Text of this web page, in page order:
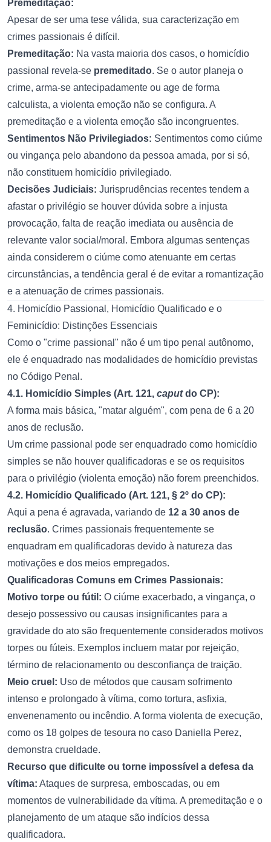
Premeditação:
Apesar de ser uma tese válida, sua caracterização em
crimes passionais é difícil.
Premeditação: Na vasta maioria dos casos, o homicídio
passional revela-se premeditado. Se o autor planeja o
crime, arma-se antecipadamente ou age de forma
calculista, a violenta emoção não se configura. A
premeditação e a violenta emoção são incongruentes.
Sentimentos Não Privilegiados: Sentimentos como ciúme
ou vingança pelo abandono da pessoa amada, por si só,
não constituem homicídio privilegiado.
Decisões Judiciais: Jurisprudências recentes tendem a
afastar o privilégio se houver dúvida sobre a injusta
provocação, falta de reação imediata ou ausência de
relevante valor social/moral. Embora algumas sentenças
ainda considerem o ciúme como atenuante em certas
circunstâncias, a tendência geral é de evitar a romantização
e a atenuação de crimes passionais.
4. Homicídio Passional, Homicídio Qualificado e o
Feminicídio: Distinções Essenciais
Como o "crime passional" não é um tipo penal autônomo,
ele é enquadrado nas modalidades de homicídio previstas
no Código Penal.
4.1. Homicídio Simples (Art. 121, caputdo CP):
A forma mais básica, "matar alguém", com pena de 6 a 20
anos de reclusão.
Um crime passional pode ser enquadrado como homicídio
simples se não houver qualificadoras e se os requisitos
para o privilégio (violenta emoção) não forem preenchidos.
4.2. Homicídio Qualificado (Art. 121, § 2º do CP):
Aqui a pena é agravada, variando de 12 a 30 anos de
reclusão. Crimes passionais frequentemente se
enquadram em qualificadoras devido à natureza das
motivações e dos meios empregados.
Qualificadoras Comuns em Crimes Passionais:
Motivo torpe ou fútil: O ciúme exacerbado, a vingança, o
desejo possessivo ou causas insignificantes para a
gravidade do ato são frequentemente considerados motivos
torpes ou fúteis. Exemplos incluem matar por rejeição,
término de relacionamento ou desconfiança de traição.
Meio cruel: Uso de métodos que causam sofrimento
intenso e prolongado à vítima, como tortura, asfixia,
envenenamento ou incêndio. A forma violenta de execução,
como os 18 golpes de tesoura no caso Daniella Perez,
demonstra crueldade.
Recurso que dificulte ou torne impossível a defesa da
vítima: Ataques de surpresa, emboscadas, ou em
momentos de vulnerabilidade da vítima. A premeditação e o
planejamento de um ataque são indícios dessa
qualificadora.